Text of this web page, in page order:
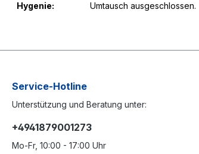
Hygenie:
Umtausch ausgeschlossen.
Service-Hotline
Unterstützung und Beratung unter:
+4941879001273
Mo-Fr, 10:00 - 17:00 Uhr